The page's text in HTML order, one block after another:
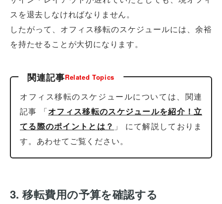
スを退去しなければなりません。
したがって、オフィス移転のスケジュールには、余裕
を持たせることが大切になります。
関連記事Related Topics
オフィス移転のスケジュールについては、関連
記事 「オフィス移転のスケジュールを紹介！立
てる際のポイントとは？ 」 にて解説しておりま
す。あわせてご覧ください。
3. 移転費用の予算を確認する